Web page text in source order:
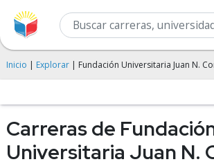
Inicio | Explorar | Fundación Universitaria Juan N.
Carreras de
Universitaria Juan N.